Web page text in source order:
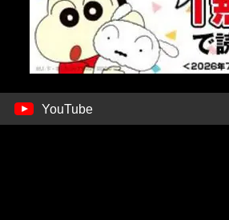
YouTube